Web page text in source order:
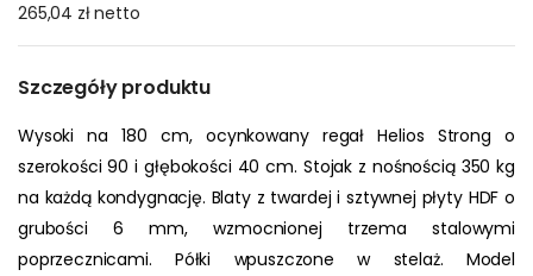
265,04 złnetto
Szczegóły produktu
Wysoki na 180 cm, ocynkowany regał Helios Strong o
szerokości 90 i głębokości 40 cm. Stojak z nośnością 350 kg
na każdą kondygnację. Blaty z twardej i sztywnej płyty HDF o
grubości 6 mm, wzmocnionej trzema stalowymi
poprzecznicami. Półki wpuszczone w stelaż. Model